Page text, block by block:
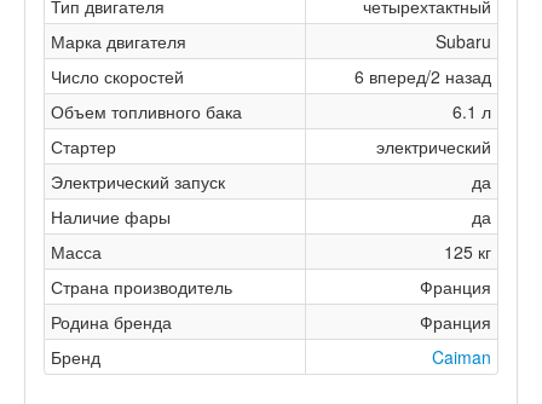
Тип двигателя
четырехтактный
Марка двигателя
Subaru
Число скоростей
6 вперед/2 назад
Объем топливного бака
6.1 л
Стартер
электрический
Электрический запуск
да
Наличие фары
да
Масса
125 кг
Страна производитель
Франция
Родина бренда
Франция
Бренд
Caiman